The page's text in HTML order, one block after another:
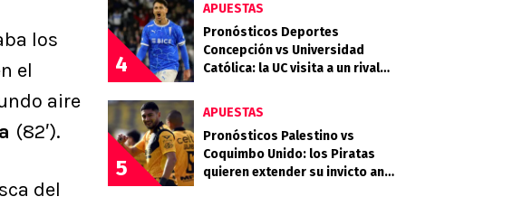
los
el
aire
(82′).
del
4
APUESTAS
Pronósticos Deportes
Concepción vs Universidad
Católica: la UC visita a un rival
5
APUESTAS
Pronósticos Palestino vs
Coquimbo Unido: los Piratas
quieren extender su invicto ante